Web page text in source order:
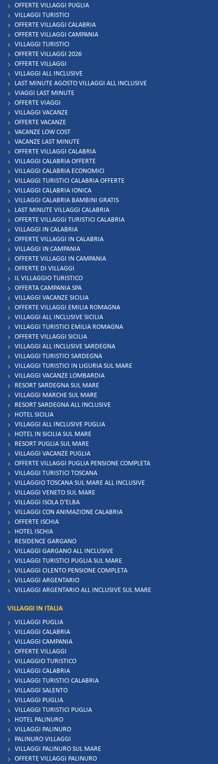
OFFERTE VILLAGGI PUGLIA
VILLAGGI TURISTICI
OFFERTE VILLAGGI CALABRIA
OFFERTE VILLAGGI CAMPANIA
VILLAGGI TURISTICI
OFFERTE VILLAGGI 2026
OFFERTE VILLAGGI
VILLAGGI ALL INCLUSIVE
LAST MINUTE AGOSTO VILLAGGI ALL INCLUSIVE
VIAGGI LAST MINUTE
OFFERTE VIAGGI
VILLAGGI VACANZE
OFFERTE VACANZE
VACANZE LOW COST
VACANZE LAST MINUTE
OFFERTE VILLAGGI CALABRIA
VILLAGGI CALABRIA OFFERTE
VILLAGGI CALABRIA ECONOMICI
VILLAGGI TURISTICI CALABRIA OFFERTE
VILLAGGI CALABRIA IONICA
VILLAGGI CALABRIA BAMBINI GRATIS
LAST MINUTE VILLAGGI CALABRIA
OFFERTE VILLAGGI TURISTICI CALABRIA
VILLAGGI IN CALABRIA
OFFERTE VILLAGGI IN CALABRIA
VILLAGGI IN CAMPANIA
OFFERTE VILLAGGI IN CAMPANIA
OFFERTE DI VILLAGGI
IL VILLAGGIO TURISTICO
OFFERTA CAMPANIA SPA
VILLAGGI VACANZE SICILIA
OFFERTE VILLAGGI EMILIA ROMAGNA
VILLAGGI ALL INCLUSIVE SICILIA
VILLAGGI TURISTICI EMILIA ROMAGNA
OFFERTE VILLAGGI SICILIA
VILLAGGI ALL INCLUSIVE SARDEGNA
VILLAGGI TURISTICI SARDEGNA
VILLAGGI TURISTICI IN LIGURIA SUL MARE
VILLAGGI VACANZE LOMBARDIA
RESORT SARDEGNA SUL MARE
VILLAGGI MARCHE SUL MARE
RESORT SARDEGNA ALL INCLUSIVE
HOTEL SICILIA
VILLAGGI ALL INCLUSIVE PUGLIA
HOTEL IN SICILIA SUL MARE
RESORT PUGLIA SUL MARE
VILLAGGI VACANZE PUGLIA
OFFERTE VILLAGGI PUGLIA PENSIONE COMPLETA
VILLAGGI TURISTICI TOSCANA
VILLAGGIO TOSCANA SUL MARE ALL INCLUSIVE
VILLAGGI VENETO SUL MARE
VILLAGGI ISOLA D'ELBA
VILLAGGI CON ANIMAZIONE CALABRIA
OFFERTE ISCHIA
HOTEL ISCHIA
RESIDENCE GARGANO
VILLAGGI GARGANO ALL INCLUSIVE
VILLAGGI TURISTICI PUGLIA SUL MARE
VILLAGGI CILENTO PENSIONE COMPLETA
VILLAGGI ARGENTARIO
VILLAGGI ARGENTARIO ALL INCLUSIVE SUL MARE
VILLAGGI IN ITALIA
VILLAGGI PUGLIA
VILLAGGI CALABRIA
VILLAGGI CAMPANIA
OFFERTE VILLAGGI
VILLAGGIO TURISTICO
VILLAGGI CALABRIA
VILLAGGI TURISTICI CALABRIA
VILLAGGI SALENTO
VILLAGGI PUGLIA
VILLAGGI TURISTICI PUGLIA
HOTEL PALINURO
VILLAGGI PALINURO
PALINURO VILLAGGI
VILLAGGI PALINURO SUL MARE
OFFERTE VILLAGGI PALINURO